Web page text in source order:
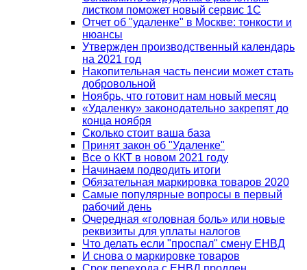
листком поможет новый сервис 1С
Отчет об "удаленке" в Москве: тонкости и
нюансы
Утвержден производственный календарь
на 2021 год
Накопительная часть пенсии может стать
добровольной
Ноябрь, что готовит нам новый месяц
«Удаленку» законодательно закрепят до
конца ноября
Сколько стоит ваша база
Принят закон об "Удаленке"
Все о ККТ в новом 2021 году
Начинаем подводить итоги
Обязательная маркировка товаров 2020
Самые популярные вопросы в первый
рабочий день
Очередная «головная боль» или новые
реквизиты для уплаты налогов
Что делать если "проспал" смену ЕНВД
И снова о маркировке товаров